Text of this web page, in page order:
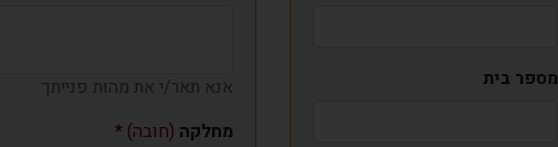
מספר בית
אנא תאר/י את מהות פנייתך
מחלקה (חובה)